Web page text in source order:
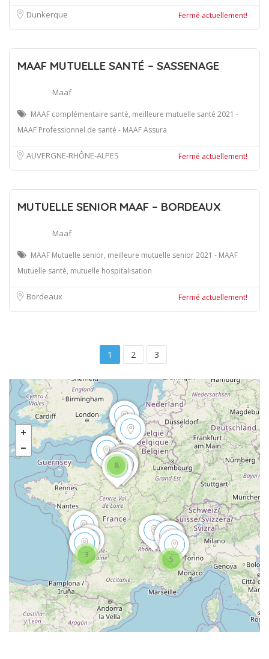
Dunkerque Fermé actuellement!
MAAF MUTUELLE SANTÉ – SASSENAGE
Maaf
MAAF complémentaire santé, meilleure mutuelle santé 2021 -
MAAF Professionnel de santé - MAAF Assura
AUVERGNE-RHÔNE-ALPES Fermé actuellement!
MUTUELLE SENIOR MAAF – BORDEAUX
Maaf
MAAF Mutuelle senior, meilleure mutuelle senior 2021 - MAAF
Mutuelle santé, mutuelle hospitalisation
Bordeaux Fermé actuellement!
1 2 3
5
3
8